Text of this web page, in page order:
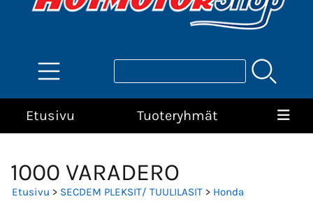
Etusivu Tuoteryhmät
1000 VARADERO
Etusivu > SECDEM PLEKSIT/ TUULILASIT > Honda